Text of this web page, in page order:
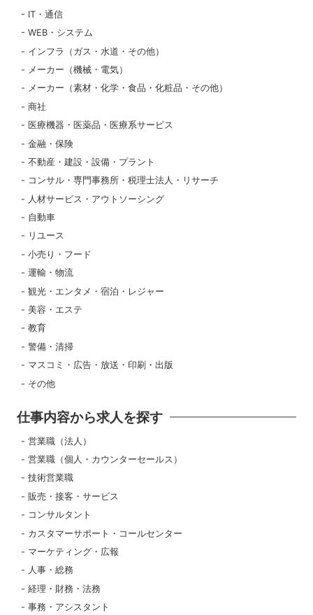
IT・通信
WEB・システム
インフラ（ガス・水道・その他）
メーカー（機械・電気）
メーカー（素材・化学・食品・化粧品・その他）
商社
医療機器・医薬品・医療系サービス
金融・保険
不動産・建設・設備・プラント
コンサル・専門事務所・税理士法人・リサーチ
人材サービス・アウトソーシング
自動車
リユース
小売り・フード
運輸・物流
観光・エンタメ・宿泊・レジャー
美容・エステ
教育
警備・清掃
マスコミ・広告・放送・印刷・出版
その他
仕事内容から求人を探す
営業職（法人）
営業職（個人・カウンターセールス）
技術営業職
販売・接客・サービス
コンサルタント
カスタマーサポート・コールセンター
マーケティング・広報
人事・総務
経理・財務・法務
事務・アシスタント